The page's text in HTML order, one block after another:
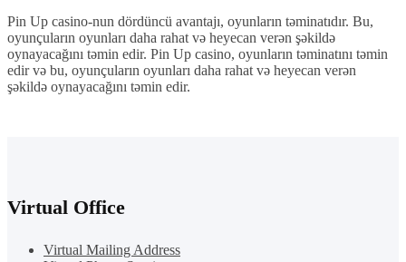
Pin Up casino-nun dördüncü avantajı, oyunların təminatıdır. Bu,
oyunçuların oyunları daha rahat və heyecan verən şəkildə
oynayacağını təmin edir. Pin Up casino, oyunların təminatını təmin
edir və bu, oyunçuların oyunları daha rahat və heyecan verən
şəkildə oynayacağını təmin edir.
Virtual Office
Virtual Mailing Address